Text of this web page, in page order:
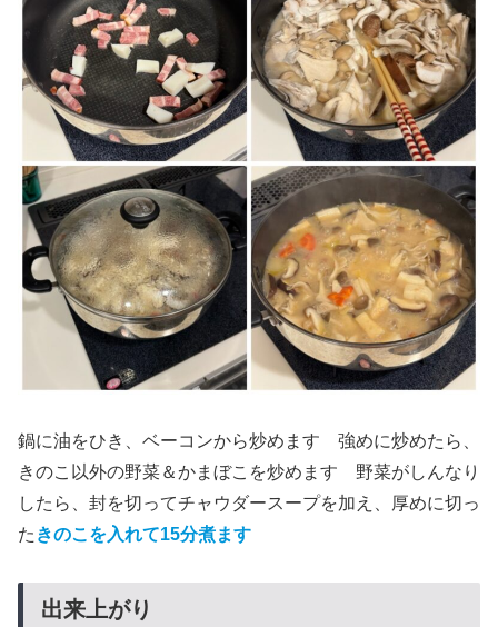
鍋に油をひき、ベーコンから炒めます 強めに炒めたら、
きのこ以外の野菜＆かまぼこを炒めます 野菜がしんなり
したら、封を切ってチャウダースープを加え、厚めに切っ
た きのこを入れて15分煮ます
出来上がり